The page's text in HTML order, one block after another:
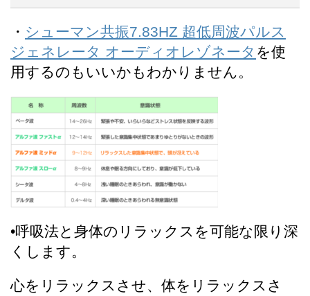
・ シューマン共振7.83HZ 超低周波パルス
ジェネレータ オーディオレゾネータ を使
用するのもいいかもわかりません。
•呼吸法と身体のリラックスを可能な限り深
くします。
心をリラックスさせ、体をリラックスさ